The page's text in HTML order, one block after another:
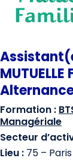
MUTUELLE
Formation :
Managériale
Secteur
Lieu : 75 – Paris